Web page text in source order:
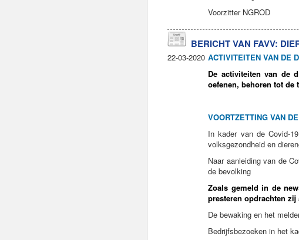
Voorzitter NGROD
BERICHT VAN FAVV:
ACTIVITEITEN VAN DE
De activiteiten van de
oefenen, behoren tot de
VOORTZETTING VAN
In kader van de Covid-
volksgezondheid en
Naar aanleiding van de
de bevolking
Zoals gemeld in de
presteren opdrachten
De bewaking en het
Bedrijfsbezoeken in het
22-03-2020